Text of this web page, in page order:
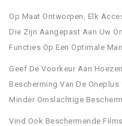
Op Maat Ontworpen, Elk
Die Zijn Aangepast Aan Uw
Functies Op Een Optimale
Geef De Voorkeur Aan
Bescherming Van De
Minder Omslachtige
Vind Ook Beschermende